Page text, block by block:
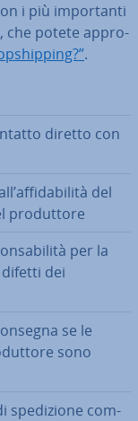
i più im­por­tan­ti
che potete ap­pro­
.
diretto con
del
pro­dut­to­re
per la
dei
se le
sono
spe­di­zio­ne com­